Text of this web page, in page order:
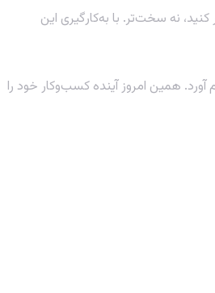
نه سخت‌تر. با به‌کارگیری این
آورد. همین امروز آینده کسب‌وکار خود را